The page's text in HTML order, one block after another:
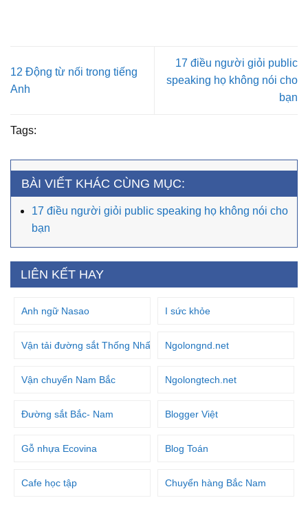
12 Động từ nối trong tiếng
Anh
17 điều người giỏi public
speaking họ không nói cho
bạn
Tags:
BÀI VIẾT KHÁC CÙNG MỤC:
17 điều người giỏi public speaking họ không nói cho
bạn
LIÊN KẾT HAY
Anh ngữ Nasao I sức khỏe
Vận tải đường sắt Thống Nhất Ngolongnd.net
Vận chuyển Nam Bắc Ngolongtech.net
Đường sắt Bắc- Nam Blogger Việt
Gỗ nhựa Ecovina Blog Toán
Cafe học tập Chuyển hàng Bắc Nam